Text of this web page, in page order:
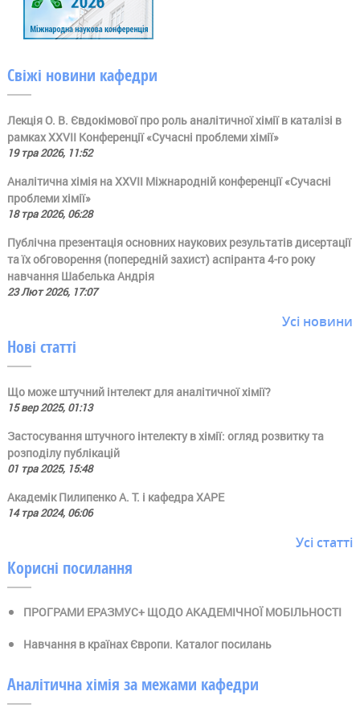
Свіжі новини кафедри
Лекція О. В. Євдокімової про роль аналітичної хімії в каталізі в
рамках ХХVII Конференції «Сучасні проблеми хімії»
19 тра 2026, 11:52
Аналітична хімія на ХХVII Міжнародній конференції «Сучасні
проблеми хімії»
18 тра 2026, 06:28
Публічна презентація основних наукових результатів дисертації
та їх обговорення (попередній захист) аспіранта 4-го року
навчання Шабелька Андрія
23 Лют 2026, 17:07
Усі новини
Нові статті
Що може штучний інтелект для аналітичної хімії?
15 вер 2025, 01:13
Застосування штучного інтелекту в хімії: огляд розвитку та
розподілу публікацій
01 тра 2025, 15:48
Академік Пилипенко А. Т. і кафедра ХАРЕ
14 тра 2024, 06:06
Усі статті
Корисні посилання
ПРОГРАМИ ЕРАЗМУС+ ЩОДО АКАДЕМІЧНОЇ МОБІЛЬНОСТІ
Навчання в країнах Європи. Каталог посилань
Аналітична хімія за межами кафедри